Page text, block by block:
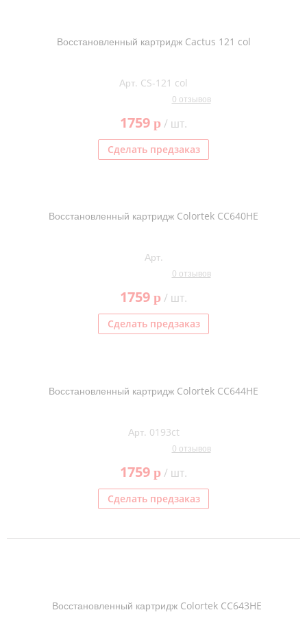
Восстановленный картридж Cactus 121 col
Арт. CS-121 col
0 отзывов
1759 p/ шт.
Сделать предзаказ
Восстановленный картридж Colortek CC640HE
Арт.
0 отзывов
1759 p/ шт.
Сделать предзаказ
Восстановленный картридж Colortek CC644HE
Арт. 0193ct
0 отзывов
1759 p/ шт.
Сделать предзаказ
Восстановленный картридж Colortek CC643HE